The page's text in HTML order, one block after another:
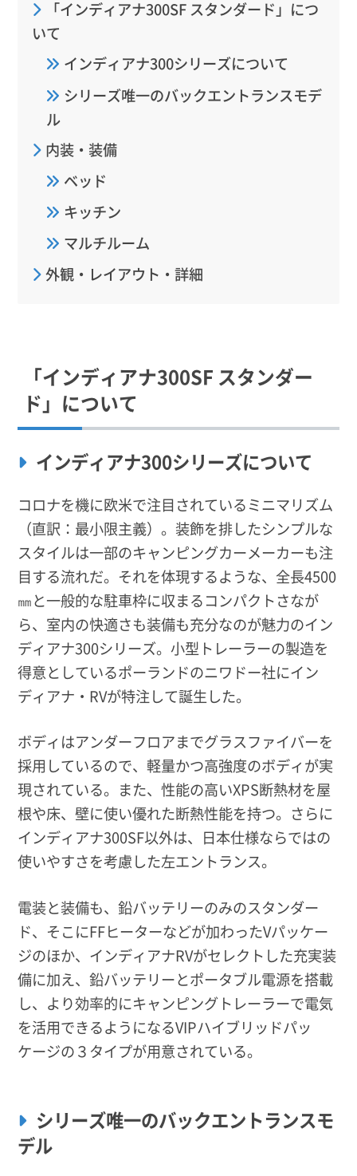
「インディアナ300SF スタンダード」につ
いて
インディアナ300シリーズについて
シリーズ唯一のバックエントランスモデ
ル
内装・装備
ベッド
キッチン
マルチルーム
外観・レイアウト・詳細
「インディアナ300SF スタンダー
ド」について
インディアナ300シリーズについて
コロナを機に欧米で注目されているミニマリズム
（直訳：最小限主義）。装飾を排したシンプルな
スタイルは一部のキャンピングカーメーカーも注
目する流れだ。それを体現するような、全長4500
㎜と一般的な駐車枠に収まるコンパクトさなが
ら、室内の快適さも装備も充分なのが魅力のイン
ディアナ300シリーズ。小型トレーラーの製造を
得意としているポーランドのニワドー社にイン
ディアナ・RVが特注して誕生した。
ボディはアンダーフロアまでグラスファイバーを
採用しているので、軽量かつ高強度のボディが実
現されている。また、性能の高いXPS断熱材を屋
根や床、壁に使い優れた断熱性能を持つ。さらに
インディアナ300SF以外は、日本仕様ならではの
使いやすさを考慮した左エントランス。
電装と装備も、鉛バッテリーのみのスタンダー
ド、そこにFFヒーターなどが加わったVパッケー
ジのほか、インディアナRVがセレクトした充実装
備に加え、鉛バッテリーとポータブル電源を搭載
し、より効率的にキャンピングトレーラーで電気
を活用できるようになるVIPハイブリッドパッ
ケージの３タイプが用意されている。
シリーズ唯一のバックエントランスモ
デル